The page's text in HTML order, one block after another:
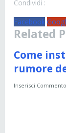
Condividi :
Facebook
Related
Come
rumore
Inserisci Commento